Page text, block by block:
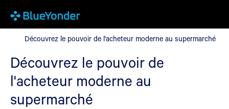
Découvrez le pouvoir de l'acheteur moderne au supermarché
Découvrez le pouvoir de l'acheteur moderne au supermarché
Découvrez le pouvoir de
l'acheteur moderne au
supermarché